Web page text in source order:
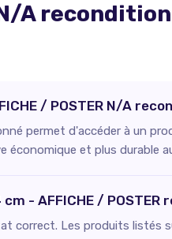
A
/ POSTER N/A
permet d'accéder à un
économique et plus durable
- AFFICHE / POSTER
correct. Les produits listés